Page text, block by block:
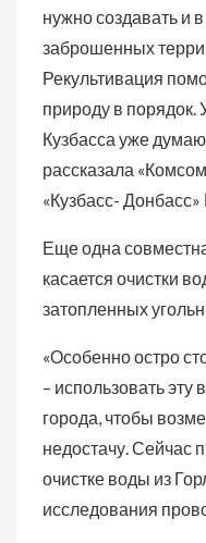
нужно создавать и
заброшенных
Рекультивация
природу в порядок.
Кузбасса уже
рассказала
«Кузбасс-
Еще одна
касается очистки
затопленных
«Особенно остро
– использовать эту
города, чтобы
недостачу. Сейчас
очистке воды из
исследования